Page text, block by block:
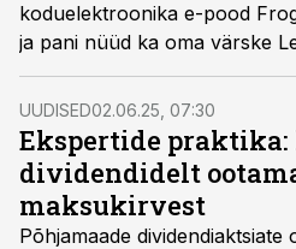
koduelektroonika e-pood
ja pani nüüd ka oma värske
UUDISED02.06.25, 07:30
Ekspertide
dividendidelt
maksukirvest
Põhjamaade